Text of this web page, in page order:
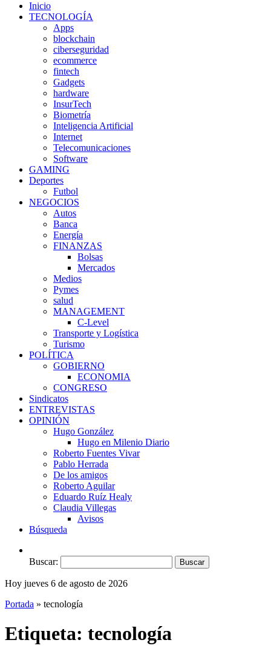
Inicio
TECNOLOGÍA
Apps
blockchain
ciberseguridad
ecommerce
fintech
Gadgets
hardware
InsurTech
Biometría
Inteligencia Artificial
Internet
Telecomunicaciones
Software
GAMING
Deportes
Futbol
NEGOCIOS
Autos
Banca
Energía
FINANZAS
Bolsas
Mercados
Medios
Pymes
salud
MANAGEMENT
C-Level
Transporte y Logística
Turismo
POLÍTICA
GOBIERNO
ECONOMIA
CONGRESO
Sindicatos
ENTREVISTAS
OPINIÓN
Hugo González
Hugo en Milenio Diario
Roberto Fuentes Vivar
Pablo Herrada
De los amigos
Roberto Aguilar
Eduardo Ruíz Healy
Claudia Villegas
Avisos
Búsqueda
Buscar:
Hoy jueves 6 de agosto de 2026
Portada » tecnología
Etiqueta: tecnología